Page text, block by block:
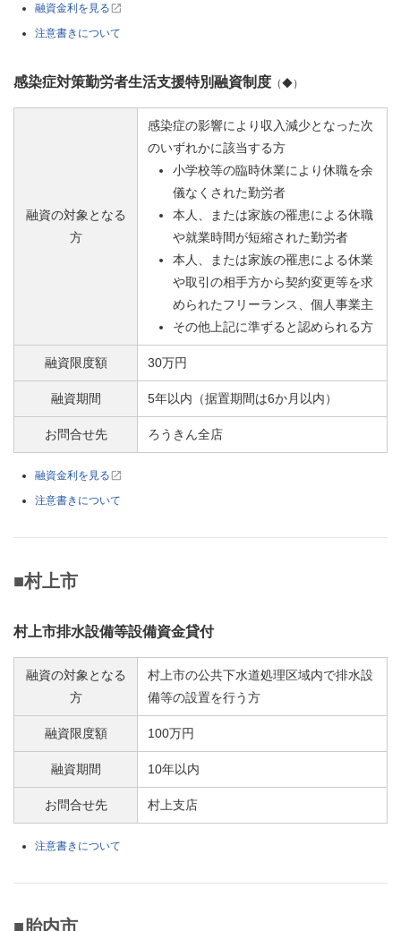
融資金利を見る
注意書きについて
感染症対策勤労者生活支援特別融資制度 （◆）
融資の対象となる
方
感染症の影響により収入減少となった次
のいずれかに該当する方
小学校等の臨時休業により休職を余
儀なくされた勤労者
本人、または家族の罹患による休職
や就業時間が短縮された勤労者
本人、または家族の罹患による休業
や取引の相手方から契約変更等を求
められたフリーランス、個人事業主
その他上記に準ずると認められる方
融資限度額 30万円
融資期間 5年以内（据置期間は6か月以内）
お問合せ先 ろうきん全店
融資金利を見る
注意書きについて
■村上市
村上市排水設備等設備資金貸付
融資の対象となる
方
村上市の公共下水道処理区域内で排水設
備等の設置を行う方
融資限度額 100万円
融資期間 10年以内
お問合せ先 村上支店
注意書きについて
■胎内市